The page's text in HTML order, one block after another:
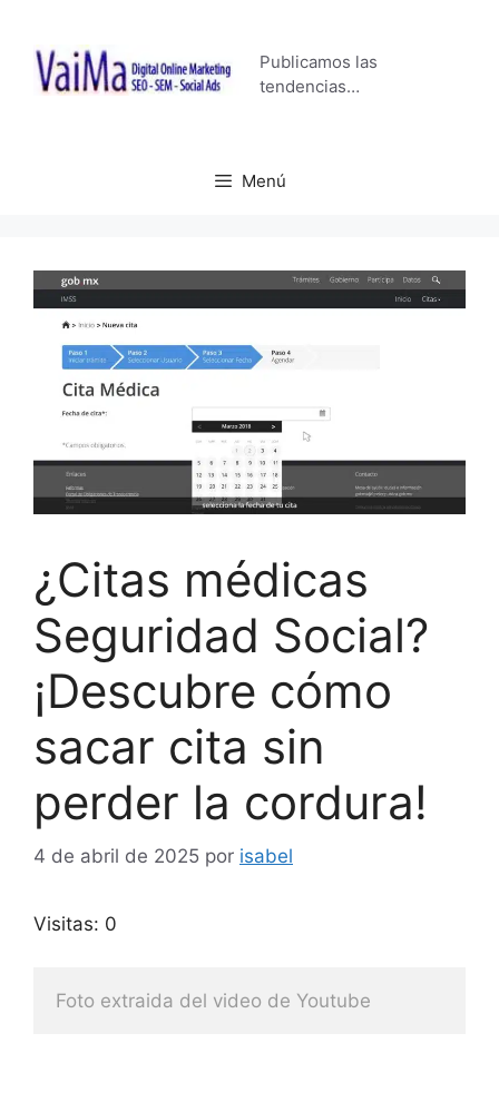
contenido
Publicamos las
tendencias…
Menú
¿Citas médicas
Seguridad Social?
¡Descubre cómo
sacar cita sin
perder la cordura!
4 de abril de 2025 por isabel
Visitas: 0
Foto extraida del video de Youtube